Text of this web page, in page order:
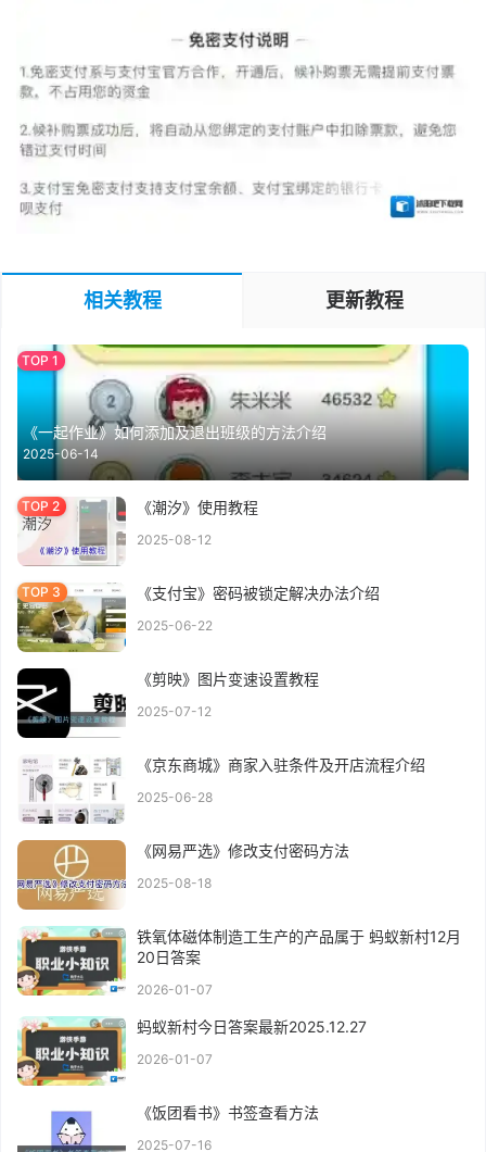
相关教程 更新教程
《一起作业》如何添加及退出班级的方法介绍
2025-06-14
《潮汐》使用教程
2025-08-12
《支付宝》密码被锁定解决办法介绍
2025-06-22
《剪映》图片变速设置教程
2025-07-12
《京东商城》商家入驻条件及开店流程介绍
2025-06-28
《网易严选》修改支付密码方法
2025-08-18
铁氧体磁体制造工生产的产品属于 蚂蚁新村12月
20日答案
2026-01-07
蚂蚁新村今日答案最新2025.12.27
2026-01-07
《饭团看书》书签查看方法
2025-07-16